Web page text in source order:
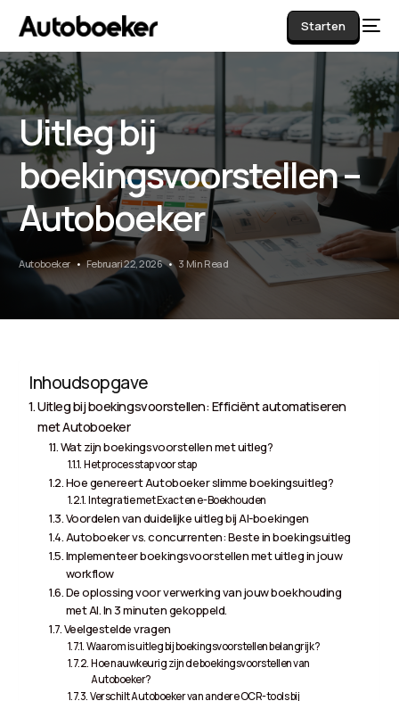
Starten
Uitleg bij
boekingsvoorstellen –
Autoboeker
Autoboeker Februari 22, 2026 3 Min Read
Inhoudsopgave
Uitleg bij boekingsvoorstellen: Efficiënt automatiseren
met Autoboeker
Wat zijn boekingsvoorstellen met uitleg?
Het proces stap voor stap
Hoe genereert Autoboeker slimme boekingsuitleg?
Integratie met Exact en e-Boekhouden
Voordelen van duidelijke uitleg bij AI-boekingen
Autoboeker vs. concurrenten: Beste in boekingsuitleg
Implementeer boekingsvoorstellen met uitleg in jouw
workflow
De oplossing voor verwerking van jouw boekhouding
met AI. In 3 minuten gekoppeld.
Veelgestelde vragen
Waarom is uitleg bij boekingsvoorstellen belangrijk?
Hoe nauwkeurig zijn de boekingsvoorstellen van
Autoboeker?
Verschilt Autoboeker van andere OCR-tools bij
AI